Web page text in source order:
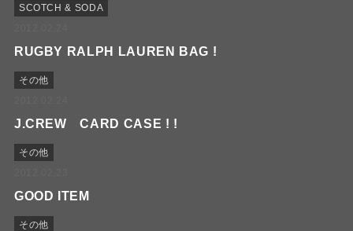
SCOTCH & SODA
RUGBY RALPH LAUREN BAG !
その他
J.CREW CARD CASE ! !
その他
GOOD ITEM
その他